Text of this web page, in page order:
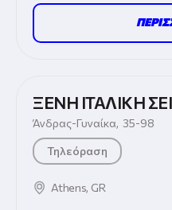
ΞΕΝΗ ΙΤΑΛΙΚΗ
Άνδρας Γυναίκα, 35-98
Τηλεόραση
Athens, GR